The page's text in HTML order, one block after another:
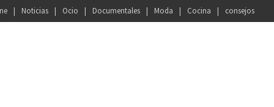
Noticias Ocio Documentales Moda Cocina consejos